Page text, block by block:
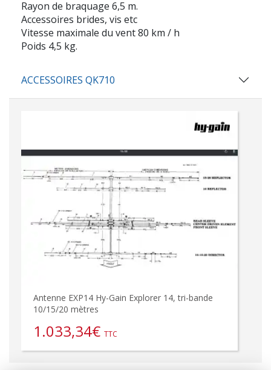
Rayon de braquage 6,5 m.
Accessoires brides, vis etc
Vitesse maximale du vent 80 km / h
Poids 4,5 kg.
ACCESSOIRES QK710
Antenne EXP14 Hy-Gain Explorer 14, tri-bande
10/15/20 mètres
1.033,34€ TTC